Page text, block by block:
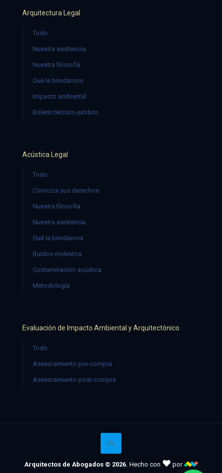
Arquitectura Legal
Todo
Nuestra asistencia
Nuestra filosofía
Qué le brindamos
Impacto ambiental
Boletín técnico-jurídico
Acústica Legal
Todo
Conozca sus derechos
Nuestra filosofía
Nuestra asistencia
Qué le brindamos
Ruidos molestos
Contaminación acústica
Metodología
Evaluación de Impacto Ambiental y Arquitectónico
Todo
Asesoramiento pre-compra
Asesoramiento post-compra
Arquitectos de Abogados © 2026. Hecho con ♥ por